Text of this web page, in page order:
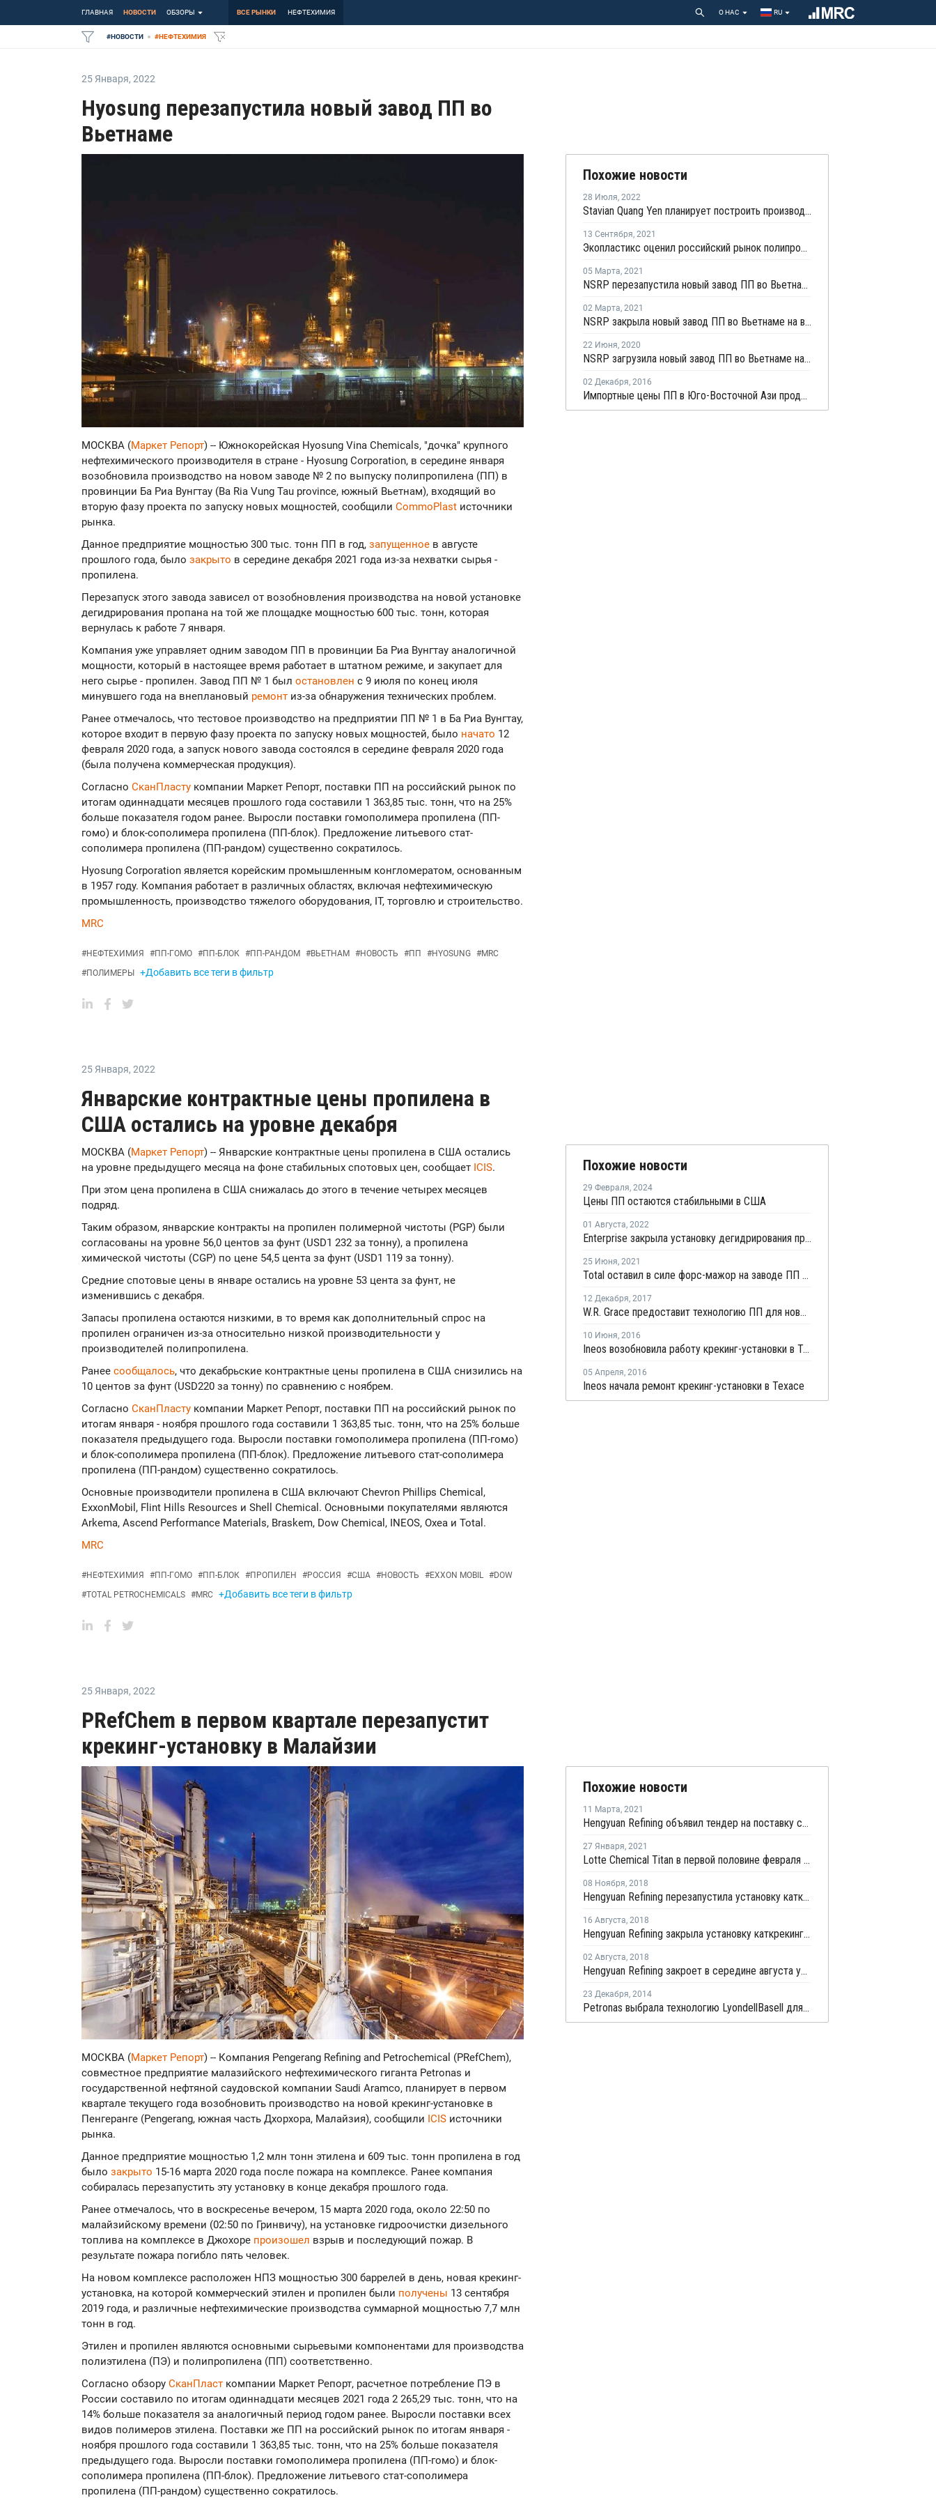
ГЛАВНАЯ НОВОСТИ ОБЗОРЫ ВСЕ РЫНКИ НЕФТЕХИМИЯ О НАС RU
#НОВОСТИ #НЕФТЕХИМИЯ
25 Января, 2022
Hyosung перезапустила новый завод ПП во
Вьетнаме
МОСКВА (Маркет Репорт) -- Южнокорейская Hyosung Vina Chemicals, "дочка" крупного
нефтехимического производителя в стране - Hyosung Corporation, в середине января
возобновила производство на новом заводе № 2 по выпуску полипропилена (ПП) в
провинции Ба Риа Вунгтау (Ba Ria Vung Tau province, южный Вьетнам), входящий во
вторую фазу проекта по запуску новых мощностей, сообщили CommoPlast источники
рынка.
Данное предприятие мощностью 300 тыс. тонн ПП в год, запущенное в августе
прошлого года, было закрыто в середине декабря 2021 года из-за нехватки сырья -
пропилена.
Перезапуск этого завода зависел от возобновления производства на новой установке
дегидрирования пропана на той же площадке мощностью 600 тыс. тонн, которая
вернулась к работе 7 января.
Компания уже управляет одним заводом ПП в провинции Ба Риа Вунгтау аналогичной
мощности, который в настоящее время работает в штатном режиме, и закупает для
него сырье - пропилен. Завод ПП № 1 был остановлен с 9 июля по конец июля
минувшего года на внеплановый ремонт из-за обнаружения технических проблем.
Ранее отмечалось, что тестовое производство на предприятии ПП № 1 в Ба Риа Вунгтау,
которое входит в первую фазу проекта по запуску новых мощностей, было начато 12
февраля 2020 года, а запуск нового завода состоялся в середине февраля 2020 года
(была получена коммерческая продукция).
Согласно СканПласту компании Маркет Репорт, поставки ПП на российский рынок по
итогам одиннадцати месяцев прошлого года составили 1 363,85 тыс. тонн, что на 25%
больше показателя годом ранее. Выросли поставки гомополимера пропилена (ПП-
гомо) и блок-сополимера пропилена (ПП-блок). Предложение литьевого стат-
сополимера пропилена (ПП-рандом) существенно сократилось.
Hyosung Corporation является корейским промышленным конгломератом, основанным
в 1957 году. Компания работает в различных областях, включая нефтехимическую
промышленность, производство тяжелого оборудования, IT, торговлю и строительство.
MRC
#НЕФТЕХИМИЯ #ПП-ГОМО #ПП-БЛОК #ПП-РАНДОМ #ВЬЕТНАМ #НОВОСТЬ #ПП #HYOSUNG #MRC
#ПОЛИМЕРЫ +Добавить все теги в фильтр
Похожие новости
28 Июля, 2022
Stavian Quang Yen планирует построить производство ПП во Вьетнаме
13 Сентября, 2021
Экопластикс оценил российский рынок полипропилена для производства гофротруб
05 Марта, 2021
NSRP перезапустила новый завод ПП во Вьетнаме после внепланового ремонта
02 Марта, 2021
NSRP закрыла новый завод ПП во Вьетнаме на внеплановый ремонт
22 Июня, 2020
NSRP загрузила новый завод ПП во Вьетнаме на 70% после замены катализатора
02 Декабря, 2016
Импортные цены ПП в Юго-Восточной Ази продолжат падение на фоне вялого спроса
25 Января, 2022
Январские контрактные цены пропилена в
США остались на уровне декабря
МОСКВА (Маркет Репорт) -- Январские контрактные цены пропилена в США остались
на уровне предыдущего месяца на фоне стабильных спотовых цен, сообщает ICIS.
При этом цена пропилена в США снижалась до этого в течение четырех месяцев
подряд.
Таким образом, январские контракты на пропилен полимерной чистоты (PGP) были
согласованы на уровне 56,0 центов за фунт (USD1 232 за тонну), а пропилена
химической чистоты (CGP) по цене 54,5 цента за фунт (USD1 119 за тонну).
Средние спотовые цены в январе остались на уровне 53 цента за фунт, не
изменившись с декабря.
Запасы пропилена остаются низкими, в то время как дополнительный спрос на
пропилен ограничен из-за относительно низкой производительности у
производителей полипропилена.
Ранее сообщалось, что декабрьские контрактные цены пропилена в США снизились на
10 центов за фунт (USD220 за тонну) по сравнению с ноябрем.
Согласно СканПласту компании Маркет Репорт, поставки ПП на российский рынок по
итогам января - ноября прошлого года составили 1 363,85 тыс. тонн, что на 25% больше
показателя предыдущего года. Выросли поставки гомополимера пропилена (ПП-гомо)
и блок-сополимера пропилена (ПП-блок). Предложение литьевого стат-сополимера
пропилена (ПП-рандом) существенно сократилось.
Основные производители пропилена в США включают Chevron Phillips Chemical,
ExxonMobil, Flint Hills Resources и Shell Chemical. Основными покупателями являются
Arkema, Ascend Performance Materials, Braskem, Dow Chemical, INEOS, Oxea и Total.
MRC
#НЕФТЕХИМИЯ #ПП-ГОМО #ПП-БЛОК #ПРОПИЛЕН #РОССИЯ #США #НОВОСТЬ #EXXON MOBIL #DOW
#TOTAL PETROCHEMICALS #MRC +Добавить все теги в фильтр
Похожие новости
29 Февраля, 2024
Цены ПП остаются стабильными в США
01 Августа, 2022
Enterprise закрыла установку дегидрирования пропана в Техасе на внеплановый ремонт
25 Июня, 2021
Total оставил в силе форс-мажор на заводе ПП в Техасе
12 Декабря, 2017
W.R. Grace предоставит технологию ПП для нового завода KIPIC в Кувейте
10 Июня, 2016
Ineos возобновила работу крекинг-установки в Техасе
05 Апреля, 2016
Ineos начала ремонт крекинг-установки в Техасе
25 Января, 2022
PRefChem в первом квартале перезапустит
крекинг-установку в Малайзии
МОСКВА (Маркет Репорт) -- Компания Pengerang Refining and Petrochemical (PRefChem),
совместное предприятие малазийского нефтехимического гиганта Petronas и
государственной нефтяной саудовской компании Saudi Aramco, планирует в первом
квартале текущего года возобновить производство на новой крекинг-установке в
Пенгеранге (Pengerang, южная часть Дхорхора, Малайзия), сообщили ICIS источники
рынка.
Данное предприятие мощностью 1,2 млн тонн этилена и 609 тыс. тонн пропилена в год
было закрыто 15-16 марта 2020 года после пожара на комплексе. Ранее компания
собиралась перезапустить эту установку в конце декабря прошлого года.
Ранее отмечалось, что в воскресенье вечером, 15 марта 2020 года, около 22:50 по
малайзийскому времени (02:50 по Гринвичу), на установке гидроочистки дизельного
топлива на комплексе в Джохоре произошел взрыв и последующий пожар. В
результате пожара погибло пять человек.
На новом комплексе расположен НПЗ мощностью 300 баррелей в день, новая крекинг-
установка, на которой коммерческий этилен и пропилен были получены 13 сентября
2019 года, и различные нефтехимические производства суммарной мощностью 7,7 млн
тонн в год.
Этилен и пропилен являются основными сырьевыми компонентами для производства
полиэтилена (ПЭ) и полипропилена (ПП) соответственно.
Согласно обзору СканПласт компании Маркет Репорт, расчетное потребление ПЭ в
России составило по итогам одиннадцати месяцев 2021 года 2 265,29 тыс. тонн, что на
14% больше показателя за аналогичный период годом ранее. Выросли поставки всех
видов полимеров этилена. Поставки же ПП на российский рынок по итогам января -
ноября прошлого года составили 1 363,85 тыс. тонн, что на 25% больше показателя
предыдущего года. Выросли поставки гомополимера пропилена (ПП-гомо) и блок-
сополимера пропилена (ПП-блок). Предложение литьевого стат-сополимера
пропилена (ПП-рандом) существенно сократилось.
Похожие новости
11 Марта, 2021
Hengyuan Refining объявил тендер на поставку спотовой партии пропилена с отгрузкой в конце апреля
27 Января, 2021
Lotte Chemical Titan в первой половине февраля перезапустит установку каткрекинга № 2 в Малайзии
08 Ноября, 2018
Hengyuan Refining перезапустила установку каткрекинга в Малайзии после планового ремонта
16 Августа, 2018
Hengyuan Refining закрыла установку каткрекинга в Малайзии на плановый ремонт
02 Августа, 2018
Hengyuan Refining закроет в середине августа установку каткрекинга на ремонт
23 Декабря, 2014
Petronas выбрала технологию LyondellBasell для нового завода ПП в Малайзии